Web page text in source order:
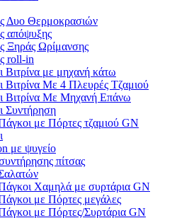
Δυο Θερμοκρασιών
απόψυξης
Ξηράς Ωρίμανσης
roll-in
Βιτρίνα με μηχανή κάτω
Βιτρίνα Με 4 Πλευρές Τζαμιού
Βιτρίνα Με Μηχανή Επάνω
Συντήρηση
με Πόρτες τζαμιού GN
με ψυγείο
πίτσας
Χαμηλά με συρτάρια GN
με Πόρτες μεγάλες
με Πόρτες/Συρτάρια GN